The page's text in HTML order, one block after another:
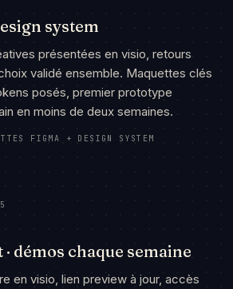
system
présentées en visio, retours
validé ensemble. Maquettes clés
posés, premier prototype
en moins de deux semaines.
FIGMA + DESIGN SYSTEM
démos chaque semaine
en visio, lien preview à jour, accès